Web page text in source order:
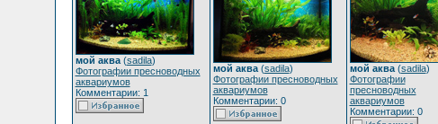
мой аква(sadila)
Фотографии пресноводных
аквариумов
Комментарии: 1
мой аква(sadila)
Фотографии пресноводных
аквариумов
Комментарии: 0
мой аква(sadila)
Фотографии
пресноводных
аквариумов
Комментарии: 0